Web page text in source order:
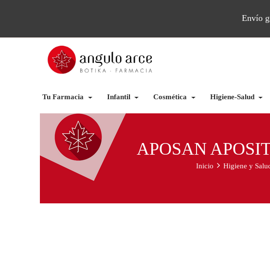
Envío
Tu Farmacia Infantil Cosmética Higiene-Salud
APOSAN
Inicio Higiene y